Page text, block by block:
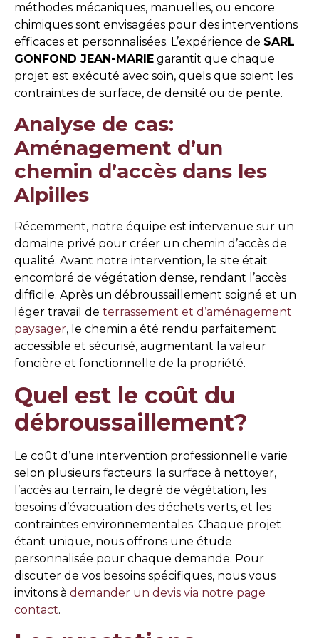
méthodes mécaniques, manuelles, ou encore
chimiques sont envisagées pour des interventions
efficaces et personnalisées. L’expérience de SARL
GONFOND JEAN-MARIE garantit que chaque
projet est exécuté avec soin, quels que soient les
contraintes de surface, de densité ou de pente.
Analyse de cas:
Aménagement d’un
chemin d’accès dans les
Alpilles
Récemment, notre équipe est intervenue sur un
domaine privé pour créer un chemin d’accès de
qualité. Avant notre intervention, le site était
encombré de végétation dense, rendant l’accès
difficile. Après un débroussaillement soigné et un
léger travail de terrassement et d’aménagement
paysager, le chemin a été rendu parfaitement
accessible et sécurisé, augmentant la valeur
foncière et fonctionnelle de la propriété.
Quel est le coût du
débroussaillement?
Le coût d’une intervention professionnelle varie
selon plusieurs facteurs: la surface à nettoyer,
l’accès au terrain, le degré de végétation, les
besoins d’évacuation des déchets verts, et les
contraintes environnementales. Chaque projet
étant unique, nous offrons une étude
personnalisée pour chaque demande. Pour
discuter de vos besoins spécifiques, nous vous
invitons à demander un devis via notre page
contact.